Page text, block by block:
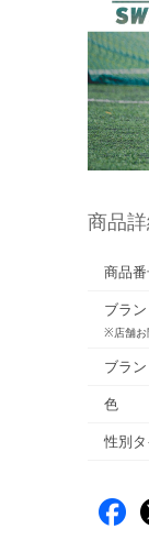
商品
商品
ブラ
※店舗お
ブラ
色
性別